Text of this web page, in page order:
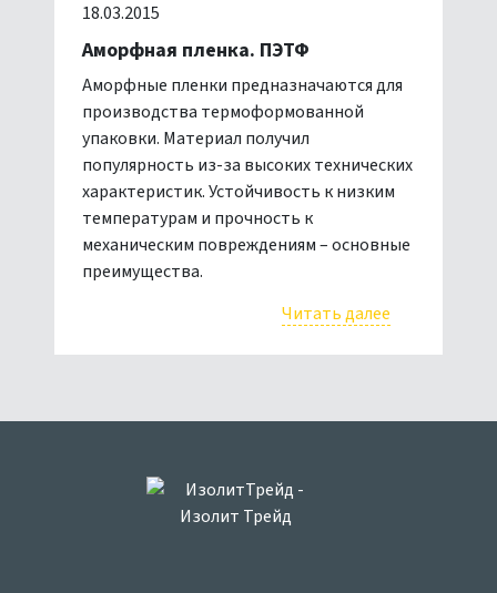
18.03.2015
Аморфная пленка. ПЭТФ
Аморфные пленки предназначаются для
производства термоформованной
упаковки. Материал получил
популярность из-за высоких технических
характеристик. Устойчивость к низким
температурам и прочность к
механическим повреждениям – основные
преимущества.
Читать далее